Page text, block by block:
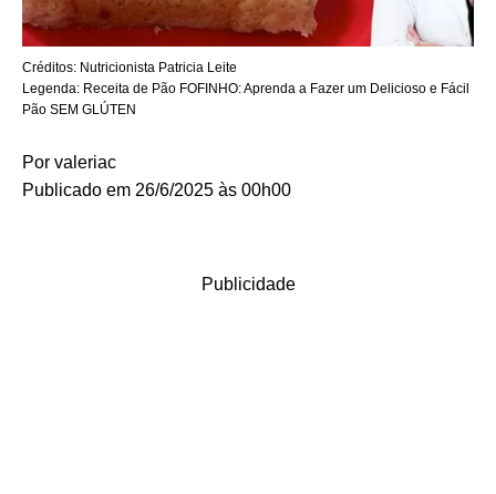
Créditos: Nutricionista Patricia Leite
Legenda: Receita de Pão FOFINHO: Aprenda a Fazer um Delicioso e Fácil
Pão SEM GLÚTEN
Por valeriac
Publicado em 26/6/2025 às 00h00
Publicidade